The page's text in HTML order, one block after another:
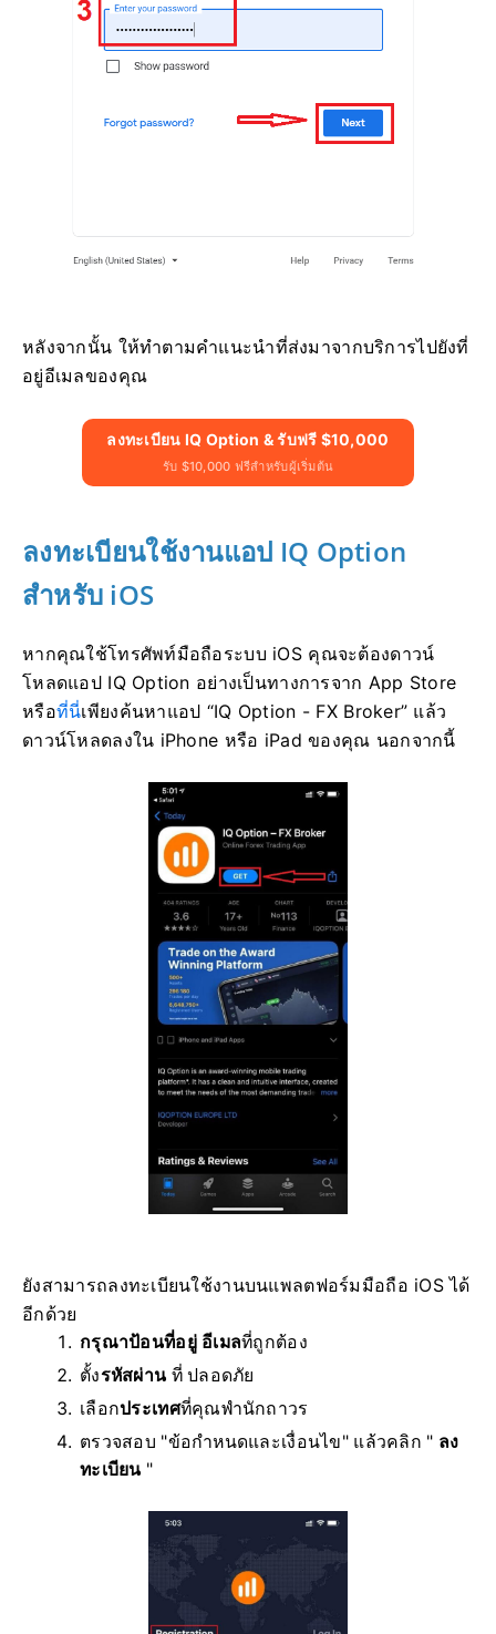
หลังจากนั้น ให้ทำตามคำแนะนำที่ส่งมาจากบริการไปยังที่
อยู่อีเมลของคุณ
ลงทะเบียน IQ Option & รับฟรี $10,000
รับ $10,000 ฟรีสำหรับผู้เริ่มต้น
ลงทะเบียนใช้งานแอป IQ Option
สำหรับ iOS
หากคุณใช้โทรศัพท์มือถือระบบ iOS คุณจะต้องดาวน์
โหลดแอป IQ Option อย่างเป็นทางการจาก App Store
หรือที่นี่เพียงค้นหาแอป “IQ Option - FX Broker” แล้ว
ดาวน์โหลดลงใน iPhone หรือ iPad ของคุณ นอกจากนี้
ยังสามารถลงทะเบียนใช้งานบนแพลตฟอร์มมือถือ iOS ได้
อีกด้วย
กรุณาป้อนที่อยู่ อีเมลที่ถูกต้อง
ตั้งรหัสผ่าน ที่ ปลอดภัย
เลือกประเทศที่คุณพำนักถาวร
ตรวจสอบ "ข้อกำหนดและเงื่อนไข" แล้วคลิก " ลง
ทะเบียน "